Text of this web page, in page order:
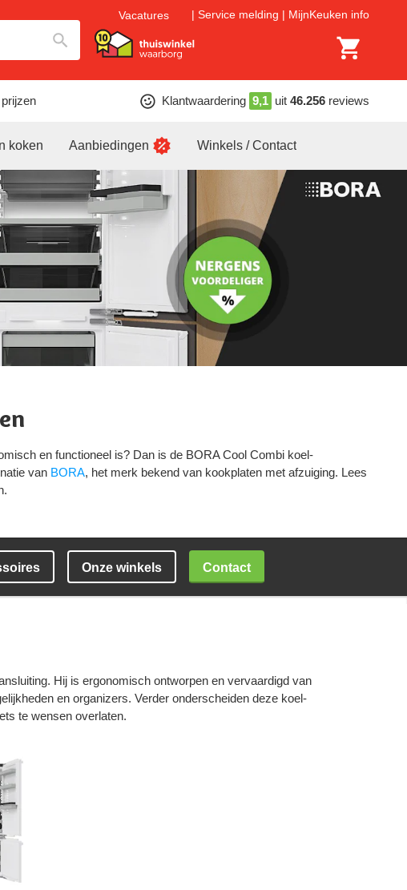
Vacatures Service melding MijnKeuken info
Klantwaardering 9,1 uit 46.256 reviews
koken Aanbiedingen Winkels / Contact
en functioneel is? Dan is de BORA Cool Combi koel-
van BORA, het merk bekend van kookplaten met afzuiging. Lees
Onze winkels Contact
Hij is ergonomisch ontworpen en vervaardigd van
en organizers. Verder onderscheiden deze koel-
te wensen overlaten.